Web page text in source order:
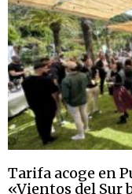
Tarifa acoge en
«Vientos del Sur